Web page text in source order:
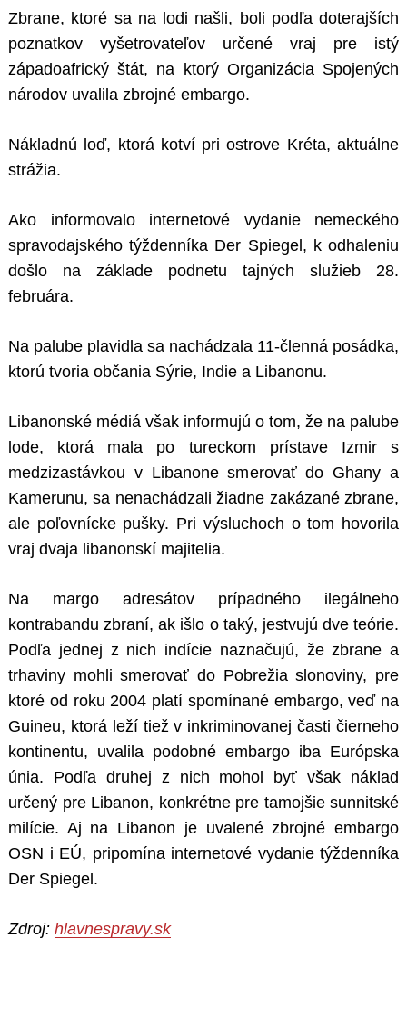
Zbrane, ktoré sa na lodi našli, boli podľa doterajších
poznatkov vyšetrovateľov určené vraj pre istý
západoafrický štát, na ktorý Organizácia Spojených
národov uvalila zbrojné embargo.
Nákladnú loď, ktorá kotví pri ostrove Kréta, aktuálne
strážia.
Ako informovalo internetové vydanie nemeckého
spravodajského týždenníka Der Spiegel, k odhaleniu
došlo na základe podnetu tajných služieb 28.
februára.
Na palube plavidla sa nachádzala 11-členná posádka,
ktorú tvoria občania Sýrie, Indie a Libanonu.
Libanonské médiá však informujú o tom, že na palube
lode, ktorá mala po tureckom prístave Izmir s
medzizastávkou v Libanone smerovať do Ghany a
Kamerunu, sa nenachádzali žiadne zakázané zbrane,
ale poľovnícke pušky. Pri výsluchoch o tom hovorila
vraj dvaja libanonskí majitelia.
Na margo adresátov prípadného ilegálneho
kontrabandu zbraní, ak išlo o taký, jestvujú dve teórie.
Podľa jednej z nich indície naznačujú, že zbrane a
trhaviny mohli smerovať do Pobrežia slonoviny, pre
ktoré od roku 2004 platí spomínané embargo, veď na
Guineu, ktorá leží tiež v inkriminovanej časti čierneho
kontinentu, uvalila podobné embargo iba Európska
únia. Podľa druhej z nich mohol byť však náklad
určený pre Libanon, konkrétne pre tamojšie sunnitské
milície. Aj na Libanon je uvalené zbrojné embargo
OSN i EÚ, pripomína internetové vydanie týždenníka
Der Spiegel.
Zdroj: hlavnespravy.sk